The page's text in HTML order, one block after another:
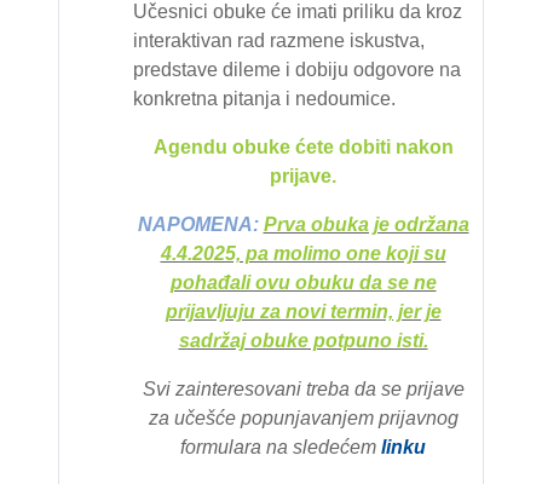
Učesnici obuke će imati priliku da kroz
interaktivan rad razmene iskustva,
predstave dileme i dobiju odgovore na
konkretna pitanja i nedoumice.
Agendu obuke ćete dobiti nakon
prijave.
NAPOMENA: Prva obuka je održana
4.4.2025, pa molimo one koji su
pohađali ovu obuku da se ne
prijavljuju za novi termin, jer je
sadržaj obuke potpuno isti.
Svi zainteresovani treba da se prijave
za učešće popunjavanjem prijavnog
formulara na sledećem linku